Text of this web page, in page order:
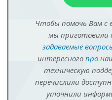
Чтобы помочь Вам с
мы приготовили
задаваемые
интересного про
техническую
перечислили
уточнили